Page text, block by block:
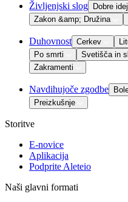
Življenjski slog Dobre
Zakon &amp; Družina
Duhovnost Cerkev
Po smrti
Svetišča in
Zakramenti
Navdihujoče zgodbe
Preizkušnje
Storitve
E-novice
Aplikacija
Podprite Aleteio
Naši glavni formati